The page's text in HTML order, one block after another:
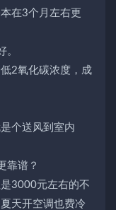
在3个月左右更
。
2氧化碳浓度，成
个送风到室内
靠谱？
3000元左右的不
天开空调也费冷